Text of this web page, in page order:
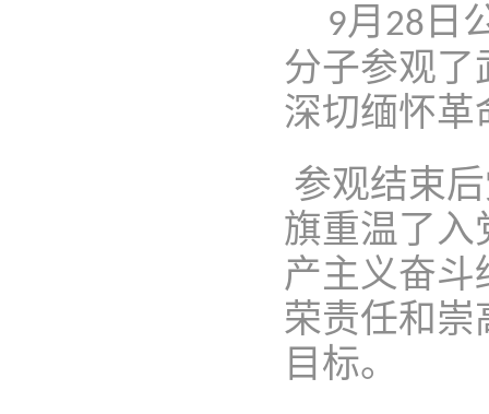
9月 28 日
分子参观了
深切缅怀革
参观结束
旗重温了入
产主义奋斗
荣责任和崇
目标。